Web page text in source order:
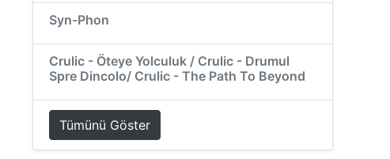
Syn-Phon
Crulic - Öteye Yolculuk / Crulic - Drumul
Spre Dincolo/ Crulic - The Path To Beyond
Tümünü Göster